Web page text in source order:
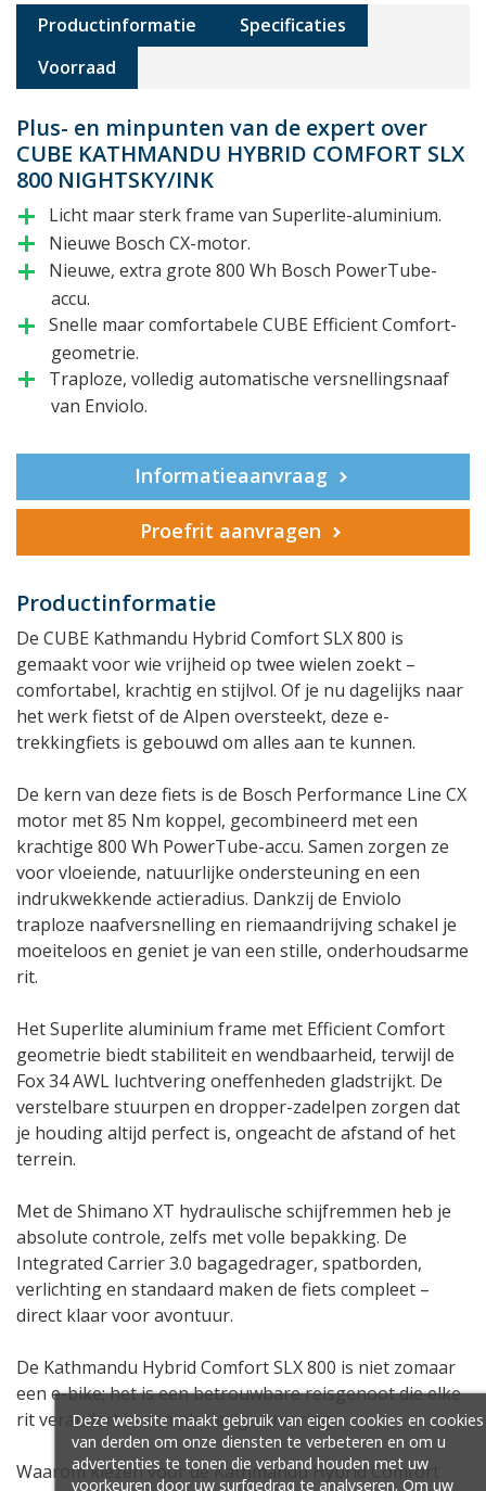
Productinformatie
Specificaties
Voorraad
Plus- en minpunten van de expert over
CUBE KATHMANDU HYBRID COMFORT SLX
800 NIGHTSKY/INK
add Licht maar sterk frame van Superlite-aluminium.
add Nieuwe Bosch CX-motor.
add
Nieuwe, extra grote 800 Wh Bosch PowerTube-
accu.
add Snelle maar comfortabele CUBE Efficient Comfort-
geometrie.
add
Traploze, volledig automatische versnellingsnaaf
van Enviolo.
Informatieaanvraag
Proefrit aanvragen
Productinformatie
De CUBE Kathmandu Hybrid Comfort SLX 800 is
gemaakt voor wie vrijheid op twee wielen zoekt –
comfortabel, krachtig en stijlvol. Of je nu dagelijks naar
het werk fietst of de Alpen oversteekt, deze e-
trekkingfiets is gebouwd om alles aan te kunnen.
De kern van deze fiets is de Bosch Performance Line CX
motor met 85 Nm koppel, gecombineerd met een
krachtige 800 Wh PowerTube-accu. Samen zorgen ze
voor vloeiende, natuurlijke ondersteuning en een
indrukwekkende actieradius. Dankzij de Enviolo
traploze naafversnelling en riemaandrijving schakel je
moeiteloos en geniet je van een stille, onderhoudsarme
rit.
Het Superlite aluminium frame met Efficient Comfort
geometrie biedt stabiliteit en wendbaarheid, terwijl de
Fox 34 AWL luchtvering oneffenheden gladstrijkt. De
verstelbare stuurpen en dropper-zadelpen zorgen dat
je houding altijd perfect is, ongeacht de afstand of het
terrein.
Met de Shimano XT hydraulische schijfremmen heb je
absolute controle, zelfs met volle bepakking. De
Integrated Carrier 3.0 bagagedrager, spatborden,
verlichting en standaard maken de fiets compleet –
direct klaar voor avontuur.
De Kathmandu Hybrid Comfort SLX 800 is niet zomaar
een e-bike; het is een betrouwbare reisgenoot die elke
rit verandert in een plezierige ervaring.
Waarom kiezen voor de Kathmandu Hybrid Comfort
Deze website maakt gebruik van eigen cookies en cookies
van derden om onze diensten te verbeteren en om u
advertenties te tonen die verband houden met uw
voorkeuren door uw surfgedrag te analyseren. Om uw